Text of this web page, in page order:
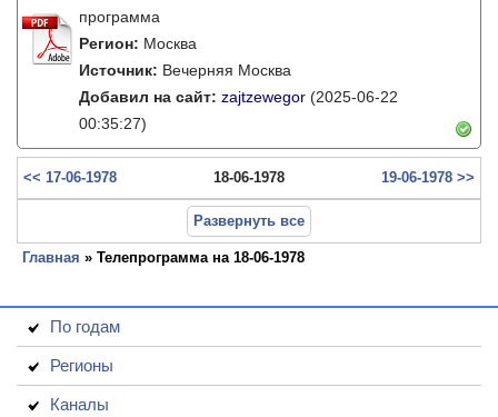
программа
Регион: Москва
Источник: Вечерняя Москва
Добавил на сайт: zajtzewegor (2025-06-22
00:35:27)
<< 17-06-1978 18-06-1978 19-06-1978 >>
Развернуть все
Главная » Телепрограмма на 18-06-1978
По годам
Регионы
Каналы